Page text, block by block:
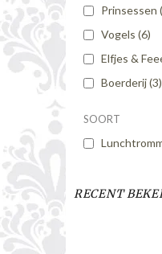
Prinsessen
Vogels (6)
Elfjes &
Boerderij(3)
SOORT
RECENT